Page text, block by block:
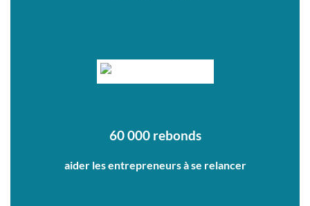
60 000 rebonds
aider les entrepreneurs à se relancer